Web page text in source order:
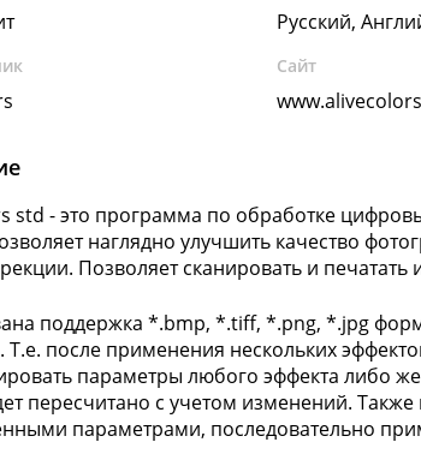
Русский,
Сайт
std - это программа по обработке
наглядно улучшить качество
Позволяет сканировать и печатать
поддержка *.bmp, *.tiff, *.png, *.jpg
Т.е. после применения нескольких
параметры любого эффекта либо
пересчитано с учетом изменений.
параметрами, последовательно